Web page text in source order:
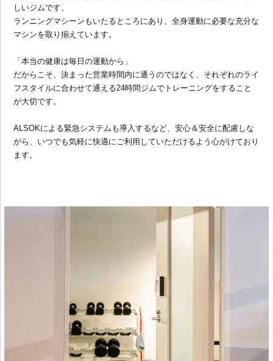
しいジムです。
ランニングマシーンもいたるところにあり、全身運動に必要な充分な
マシンを取り揃えています。
「本当の健康は毎日の運動から」
だからこそ、決まった営業時間内に通うのではなく、それぞれのライ
フスタイルに合わせて通える24時間ジムでトレーニングをすること
が大切です。
ALSOKによる緊急システムも導入するなど、安心＆安全に配慮しな
がら、いつでも気軽に快適にご利用していただけるよう心がけており
ます。